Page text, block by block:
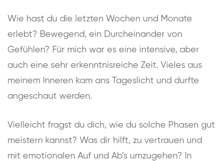
Wie hast du die letzten Wochen und Monate
erlebt? Bewegend, ein Durcheinander von
Gefühlen? Für mich war es eine intensive, aber
auch eine sehr erkenntnisreiche Zeit. Vieles aus
meinem Inneren kam ans Tageslicht und durfte
angeschaut werden.
Vielleicht fragst du dich, wie du solche Phasen gut
meistern kannst? Was dir hilft, zu vertrauen und
mit emotionalen Auf und Ab’s umzugehen? In